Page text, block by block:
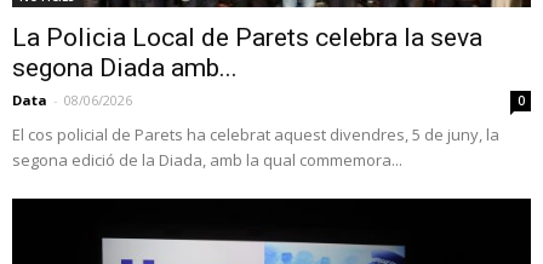
La Policia Local de Parets celebra la seva
segona Diada amb...
Data - 08/06/2026 0
El cos policial de Parets ha celebrat aquest divendres, 5 de juny, la
segona edició de la Diada, amb la qual commemora...